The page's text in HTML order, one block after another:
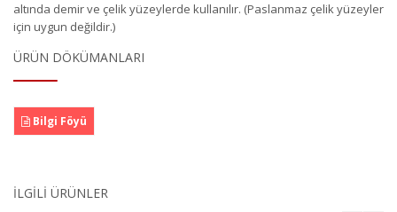
altında demir ve çelik yüzeylerde kullanılır. (Paslanmaz çelik yüzeyler
için uygun değildir.)
ÜRÜN DÖKÜMANLARI
Bilgi Föyü
İLGILI ÜRÜNLER